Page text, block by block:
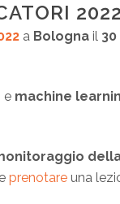
2022
a Bologna il
e machine
della
prenotare una